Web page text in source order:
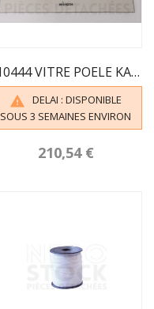
610444 VITRE POELE KAZAN INVICTA

DELAI : DISPONIBLE
SOUS 3 SEMAINES ENVIRON
210,54 €